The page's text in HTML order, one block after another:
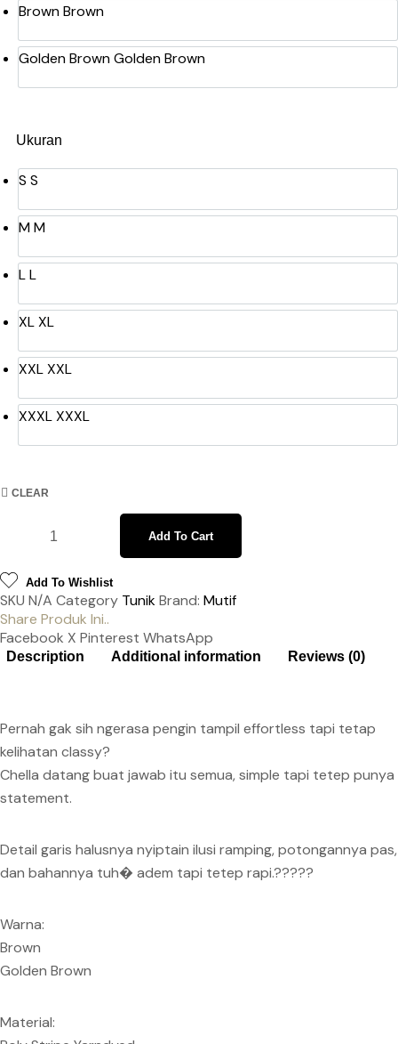
BrownBrown
Golden BrownGolden Brown
Ukuran
S S
MM
LL
XLXL
XXLXXL
XXXLXXXL
CLEAR
Add To Cart
Add To Wishlist
SKU N/A Category TunikBrand: Mutif
Share Produk Ini..
Facebook X Pinterest WhatsApp
Description Additional information Reviews (0)
Pernah gak sih ngerasa pengin tampil effortless tapi tetap
kelihatan classy?
Chella datang buat jawab itu semua, simple tapi tetep punya
statement.
Detail garis halusnya nyiptain ilusi ramping, potongannya pas,
dan bahannya tuh� adem tapi tetep rapi.?????
Warna:
Brown
Golden Brown
Material: